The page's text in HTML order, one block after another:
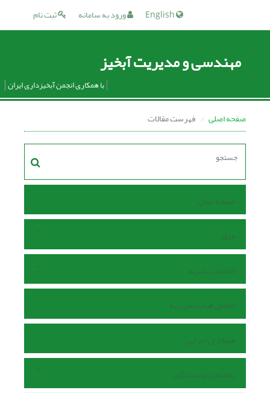
ثبت نام ورود به سامانه
مهندسی و مدیریت آبخیز
با همکاری انجمن آبخیزداری ایران
صفحه اصلی فهرست مقالات
صفحه اصلی
مرور
اطلاعات نشریه
اعضای هیات تحریریه
همکاران اجرایی
راهنمای نویسندگان